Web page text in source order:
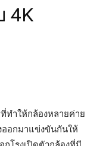
4K
ทำให้กล้องหลายค่าย
ออกมาแข่งขันกันให้